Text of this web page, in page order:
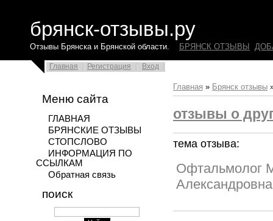
брянск-отзывы.ру
Отзывы Брянска и Брянской области. БРЯНСК ОТЗЫВЫ
Главная Регистрация Вход
Меню сайта
ГЛАВНАЯ
БРЯНСКИЕ ОТЗЫВЫ
СТОПСЛОВО
ИНФОРМАЦИЯ ПО
ССЫЛКАМ
Обратная связь
поиск
Главная » Брянск отзывы
отзывы о
тема отзыва:
Офтальмолог
Александровна